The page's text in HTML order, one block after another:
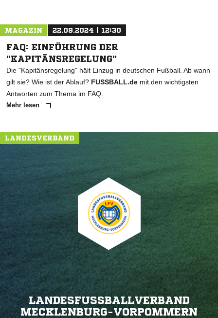
MAGAZIN 22.09.2024 | 12:30
FAQ: EINFÜHRUNG DER
"KAPITÄNSREGELUNG"
Die "Kapitänsregelung" hält Einzug in deutschen Fußball. Ab wann
gilt sie? Wie ist der Ablauf? FUSSBALL.de mit den wichtigsten
Antworten zum Thema im FAQ.
Mehr lesen
LANDESVERBAND
LANDESFUSSBALLVERBAND M
ECKLENBURG-VORPOMMERN